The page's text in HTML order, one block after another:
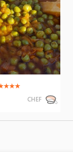
(*)
★(*)
★(*)
★
CHEF